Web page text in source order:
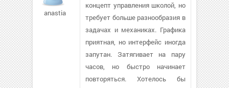
anastiav
концепт управления школой, но
требует больше разнообразия в
задачах и механиках. Графика
приятная, но интерфейс иногда
запутан. Затягивает на пару
часов, но быстро начинает
повторяться. Хотелось бы